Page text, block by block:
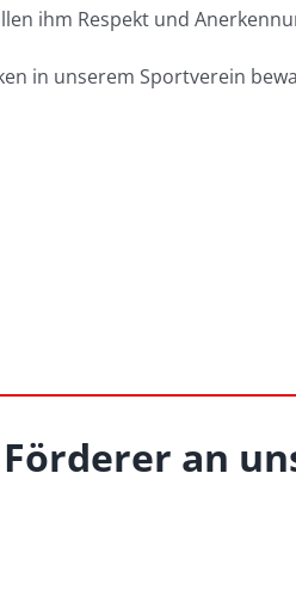
ihm Respekt und
in unserem Sportverein
an